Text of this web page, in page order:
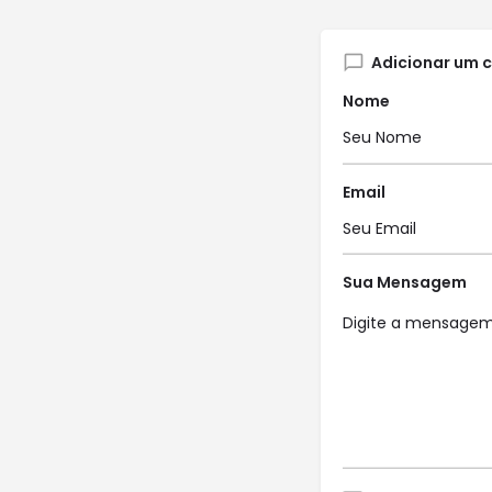
Adicionar um
Nome
Email
Sua Mensagem